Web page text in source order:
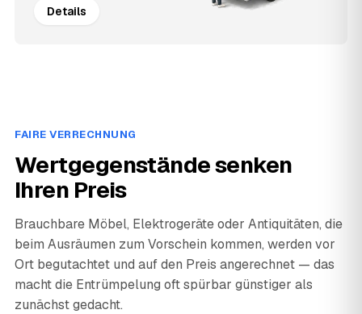
Details
FAIRE VERRECHNUNG
Wertgegenstände senken
Ihren Preis
Brauchbare Möbel, Elektrogeräte oder Antiquitäten, die
beim Ausräumen zum Vorschein kommen, werden vor
Ort begutachtet und auf den Preis angerechnet — das
macht die Entrümpelung oft spürbar günstiger als
zunächst gedacht.